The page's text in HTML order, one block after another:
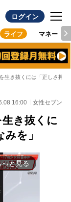
ログイン
ライフ マネー
き抜くには「正しさ押し
16:00 女性セブン
き抜くに
を」
っと見る